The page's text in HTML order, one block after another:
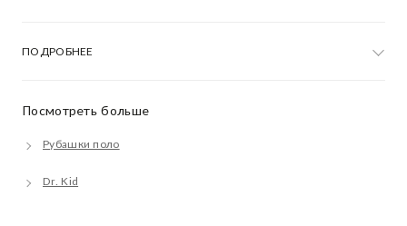
Посмотреть больше
Рубашки поло
Dr. Kid
ПОДРОБНЕЕ